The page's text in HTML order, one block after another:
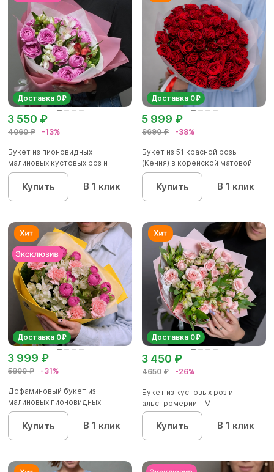
Доставка 0₽
4060 ₽ -13%
3 550 ₽
Букет из пионовидных
малиновых кустовых роз и
альстроме...
Купить В 1 клик
Доставка 0₽
9690 ₽ -38%
5 999 ₽
Букет из 51 красной розы
(Кения) в корейской матовой
уп...
Купить В 1 клик
Доставка 0₽
5800 ₽ -31%
3 999 ₽
Дофаминовый букет из
малиновых пионовидных
кустовых роз...
Купить В 1 клик
Доставка 0₽
4650 ₽ -26%
3 450 ₽
Букет из кустовых роз и
альстромерии - М
Купить В 1 клик